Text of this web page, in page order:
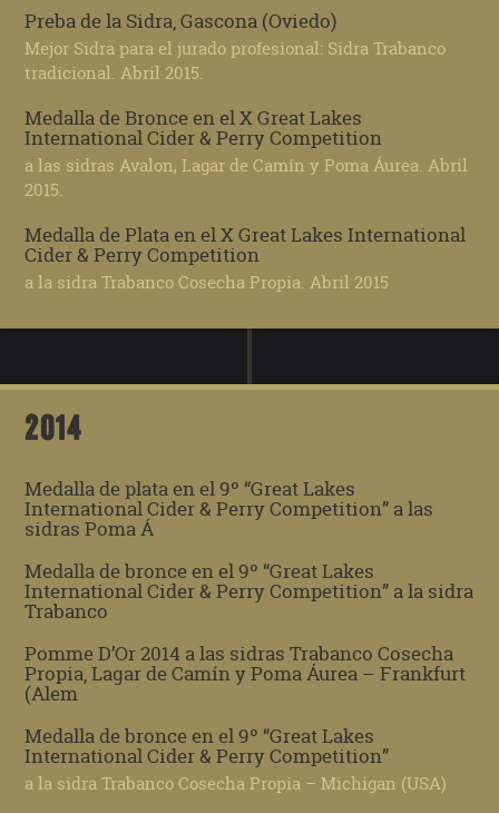
Preba de la Sidra, Gascona (Oviedo)
Mejor Sidra para el jurado profesional: Sidra Trabanco
tradicional. Abril 2015.
Medalla de Bronce en el X Great Lakes
International Cider & Perry Competition
a las sidras Avalon, Lagar de Camín y Poma Áurea. Abril
2015.
Medalla de Plata en el X Great Lakes International
Cider & Perry Competition
a la sidra Trabanco Cosecha Propia. Abril 2015
2014
Medalla de plata en el 9º “Great Lakes
International Cider & Perry Competition” a las
sidras Poma Á
Medalla de bronce en el 9º “Great Lakes
International Cider & Perry Competition” a la sidra
Trabanco
Pomme D’Or 2014 a las sidras Trabanco Cosecha
Propia, Lagar de Camín y Poma Áurea – Frankfurt
(Alem
Medalla de bronce en el 9º “Great Lakes
International Cider & Perry Competition”
a la sidra Trabanco Cosecha Propia – Michigan (USA)